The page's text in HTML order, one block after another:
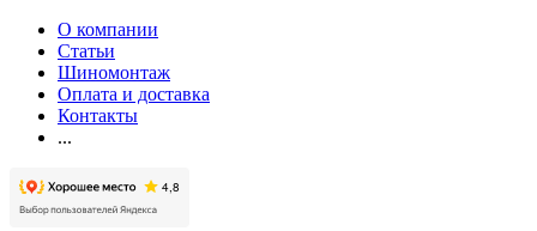
О компании
Статьи
Шиномонтаж
Оплата и доставка
Контакты
...